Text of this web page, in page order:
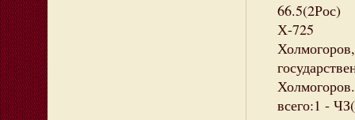
66.5(2Рос)
Х-725
всего:1 -